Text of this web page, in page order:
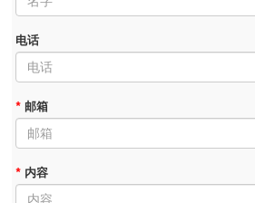
电话
* 邮箱
* 内容